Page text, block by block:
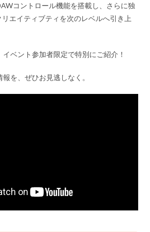
コントロール機能を搭載し、さらに独
エイティブティを次のレベルへ引き上
ベント参加者限定で特別にご紹介！
を、ぜひお見逃しなく。